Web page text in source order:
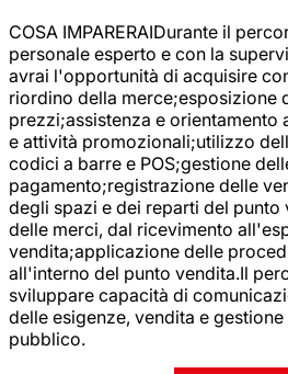
COSA IMPARERAIDurante il
personale esperto e con la
avrai l'opportunità di acquisire
riordino della merce;esposizione
prezzi;assistenza e orientamento
e attività promozionali;utilizzo
codici a barre e POS;gestione
pagamento;registrazione delle
degli spazi e dei reparti del
delle merci, dal ricevimento
vendita;applicazione delle
all'interno del punto vendita.Il
sviluppare capacità di
delle esigenze, vendita e
pubblico.